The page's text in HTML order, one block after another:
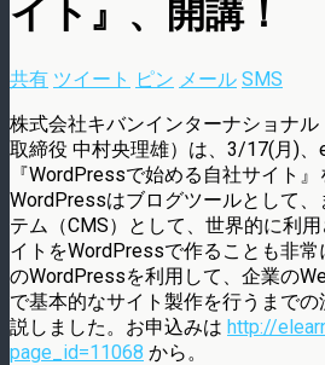
イト』、開講！
共有 ツイート ピン メール SMS
株式会社キバンインターナショナ
取締役 中村央理雄）は、3/17(月)、
『WordPressで始める自社サイト』
WordPressはブログツールとして
テム（CMS）として、世界的に利
イトをWordPressで作ることも非
のWordPressを利用して、企業の
で基本的なサイト製作を行うまで
説しました。お申込みは http://
page_id=11068 から。